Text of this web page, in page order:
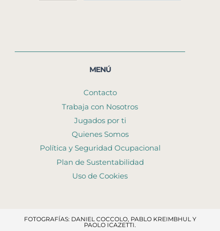
MENÚ
Contacto
Trabaja con Nosotros
Jugados por ti
Quienes Somos
Política y Seguridad Ocupacional
Plan de Sustentabilidad
Uso de Cookies
FOTOGRAFÍAS: DANIEL COCCOLO, PABLO KREIMBHUL Y
PAOLO ICAZETTI.